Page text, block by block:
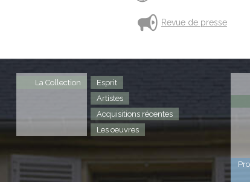
Revue de presse
La Collection
Esprit
Artistes
Acquisitions récentes
Les oeuvres